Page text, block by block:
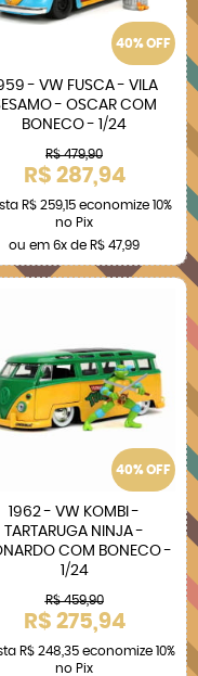
40% OFF
- VW FUSCA - VILA
- OSCAR COM
BONECO - 1/24
R$ 479,90
R$ 287,94
R$ 259,15 economize 10%
no Pix
ou em 6x de R$ 47,99
40% OFF
1962 - VW KOMBI -
TARTARUGA NINJA -
COM BONECO -
1/24
R$ 459,90
R$ 275,94
R$ 248,35economize 10%
no Pix